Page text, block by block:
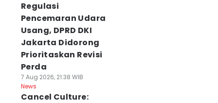
Regulasi
Pencemaran Udara
Usang, DPRD DKI
Jakarta Didorong
Prioritaskan Revisi
Perda
7 Aug 2026, 21:38 WIB
News
Cancel Culture: